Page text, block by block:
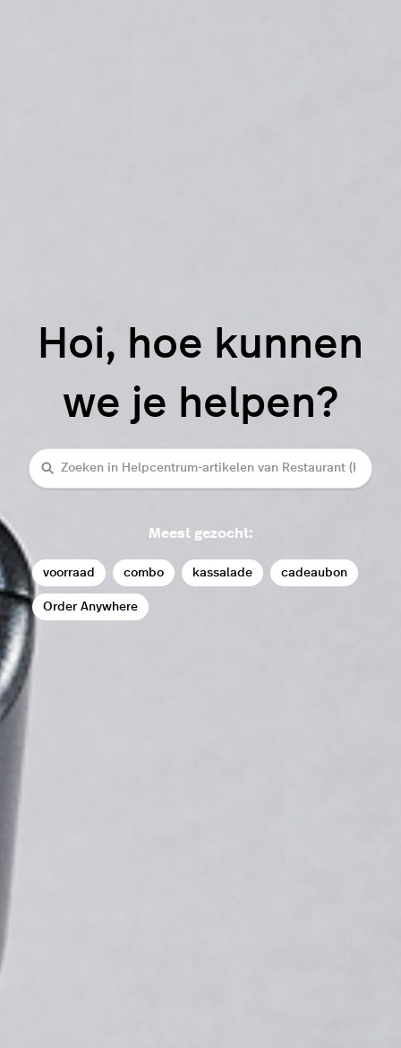
Hoi, hoe kunnen
we je helpen?
Zoeken
Meest gezocht:
voorraad combo kassalade cadeaubon
Order Anywhere